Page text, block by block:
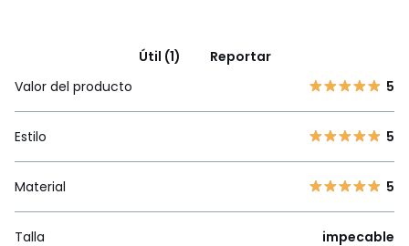
Útil (1)
Reportar
Valor del producto
5
Estilo 5
Material 5
Talla impecable